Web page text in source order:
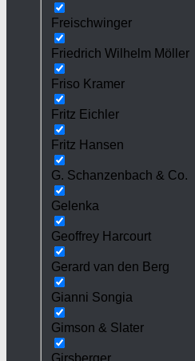
Freischwinger
Friedrich Wilhelm Möller
Friso Kramer
Fritz Eichler
Fritz Hansen
G. Schanzenbach & Co.
Gelenka
Geoffrey Harcourt
Gerard van den Berg
Gianni Songia
Gimson & Slater
Girsberger